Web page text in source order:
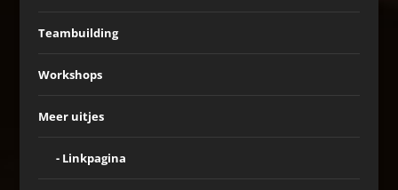
Teambuilding
Workshops
Meer uitjes
Linkpagina